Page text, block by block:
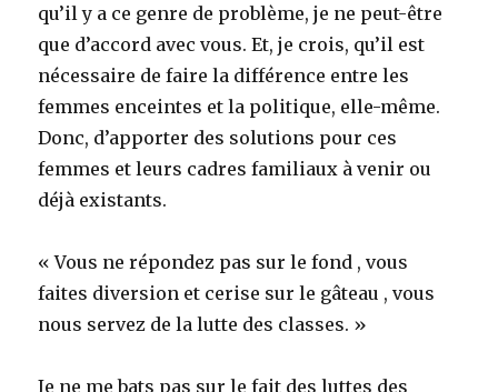
qu’il y a ce genre de problème, je ne peut-être
que d’accord avec vous. Et, je crois, qu’il est
nécessaire de faire la différence entre les
femmes enceintes et la politique, elle-même.
Donc, d’apporter des solutions pour ces
femmes et leurs cadres familiaux à venir ou
déjà existants.
« Vous ne répondez pas sur le fond , vous
faites diversion et cerise sur le gâteau , vous
nous servez de la lutte des classes. »
Je ne me bats pas sur le fait des luttes des